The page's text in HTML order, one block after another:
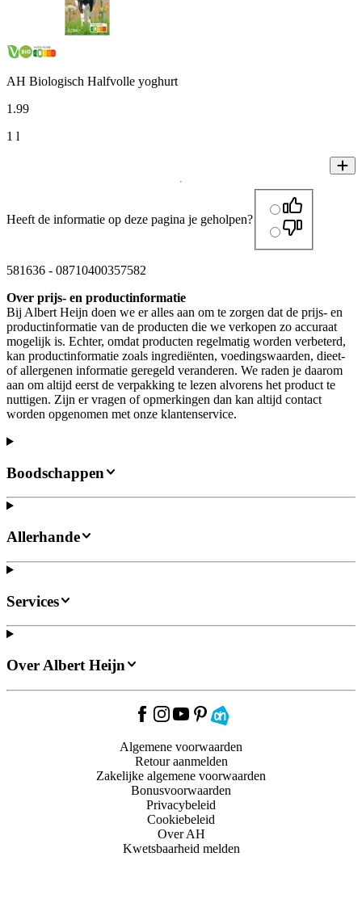
AH Biologisch Halfvolle yoghurt
1 .99
1 l
Heeft de informatie op deze pagina je geholpen?
581636 - 08710400357582
Over prijs- en productinformatie
Bij Albert Heijn doen we er alles aan om te zorgen dat de prijs- en
productinformatie van de producten die we verkopen zo accuraat
mogelijk is. Echter, omdat producten regelmatig worden verbeterd,
kan productinformatie zoals ingrediënten, voedingswaarden, dieet-
of allergenen informatie geregeld veranderen. We raden je daarom
aan om altijd eerst de verpakking te lezen alvorens het product te
nuttigen. Zijn er vragen of opmerkingen dan kan altijd contact
worden opgenomen met onze klantenservice.
Boodschappen
Allerhande
Services
Over Albert Heijn
Algemene voorwaarden
Retour aanmelden
Zakelijke algemene voorwaarden
Bonusvoorwaarden
Privacybeleid
Cookiebeleid
Over AH
Kwetsbaarheid melden